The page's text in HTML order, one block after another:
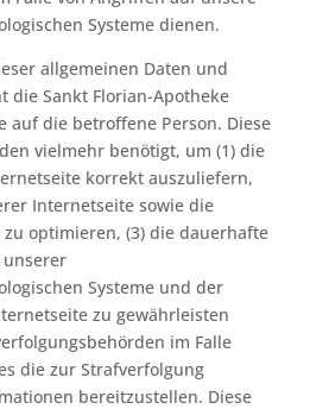
Systeme dienen.
allgemeinen Daten und
die Sankt Florian-Apotheke
auf die betroffene Person. Diese
vielmehr benötigt, um (1) die
korrekt auszuliefern,
Internetseite sowie die
optimieren, (3) die dauerhafte
Systeme und der
zu gewährleisten
im Falle
die zur Strafverfolgung
bereitzustellen. Diese